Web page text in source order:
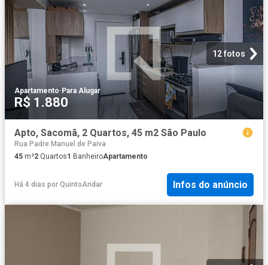
12 fotos
Apartamento·Para Alugar
R$ 1.880
Apto, Sacomã, 2 Quartos, 45 m2 São Paulo
Rua Padre Manuel de Paiva
45 m²2 Quartos1 BanheiroApartamento
Há 4 dias por QuintoAndar Infos do anúncio